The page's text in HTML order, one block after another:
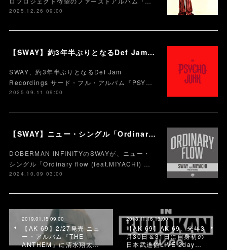
2025.12.26 09:00
【SWAY】約3年半ぶりとなるDef Jam Recordingsからのサード・フル・アルバム『PSYCHO JUNK』、9月12日サプライズ・リリース。
SWAY、約3年半ぶりとなるDef Jam
Recordings サード・フル・アルバム『PSY…
2025.09.11 09:00
【SWAY】ニュー・シングル「Ordinary flow (feat.MIYACHI) 」を本日10月9日に配信スタート。 週末の休みまで頑張る社会人への応援ソング
DOBERMAN INFINITYのSWAYが、ニュー・
シングル「Ordinary flow (feat.MIYACHI) …
2024.10.09 03:00
2019.01.15 09:00
【AK-69】2/27発売 ニュ
ー・アルバム『THE
ANTHEM』に清水翔太…
2018.11.16 13:00
【AK-69】AK-69、来年3
月30日＆31日に自身初の
日本武道館LIVE 2day…